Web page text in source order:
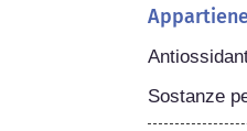
Sostanze